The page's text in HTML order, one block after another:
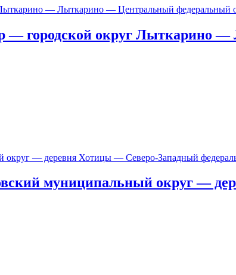
— городской округ Лыткарино
муниципальный округ —